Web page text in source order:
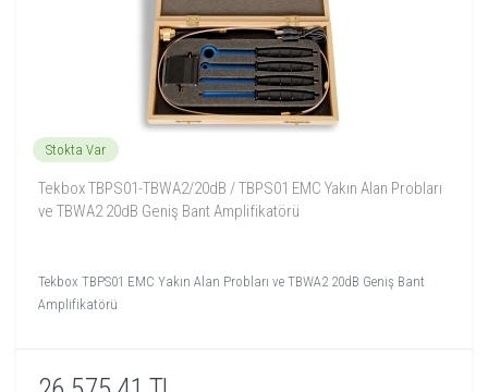
Stokta Var
Tekbox TBPS01-TBWA2/20dB / TBPS01 EMC Yakın Alan Probları
ve TBWA2 20dB Geniş Bant Amplifikatörü
Tekbox TBPS01 EMC Yakın Alan Probları ve TBWA2 20dB Geniş Bant
Amplifikatörü